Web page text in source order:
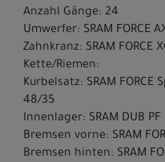
Anzahl Gänge: 24
Umwerfer: SRAM FORCE
Zahnkranz: SRAM FORCE
Kette/Riemen:
Kurbelsatz: SRAM
48/35
Innenlager: SRAM DUB PF
Bremsen vorne: SRAM
Bremsen hinten: SRAM